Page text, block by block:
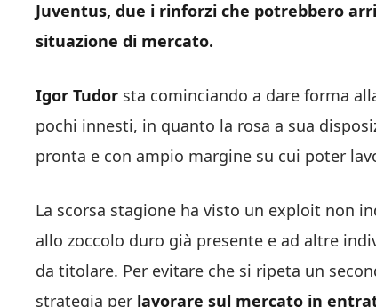
Juventus, due i rinforzi che potrebbero
situazione di mercato.
Igor Tudor sta cominciando a dare forma alla
pochi innesti, in quanto la rosa a sua
pronta e con ampio margine su cui poter
La scorsa stagione ha visto un exploit non
allo zoccolo duro già presente e ad altre
da titolare. Per evitare che si ripeta un
strategia per lavorare sul mercato in